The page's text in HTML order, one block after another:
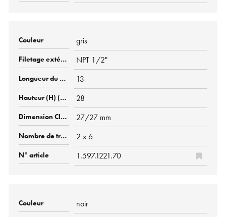
gris
NPT 1/2"
13
28
27/27 mm
2 x 6
1.597.1221.70
noir